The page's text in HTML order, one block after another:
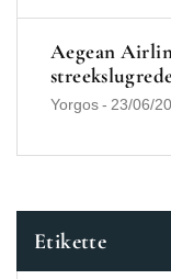
Aegean
Yorgos- 23/06/
Etikette